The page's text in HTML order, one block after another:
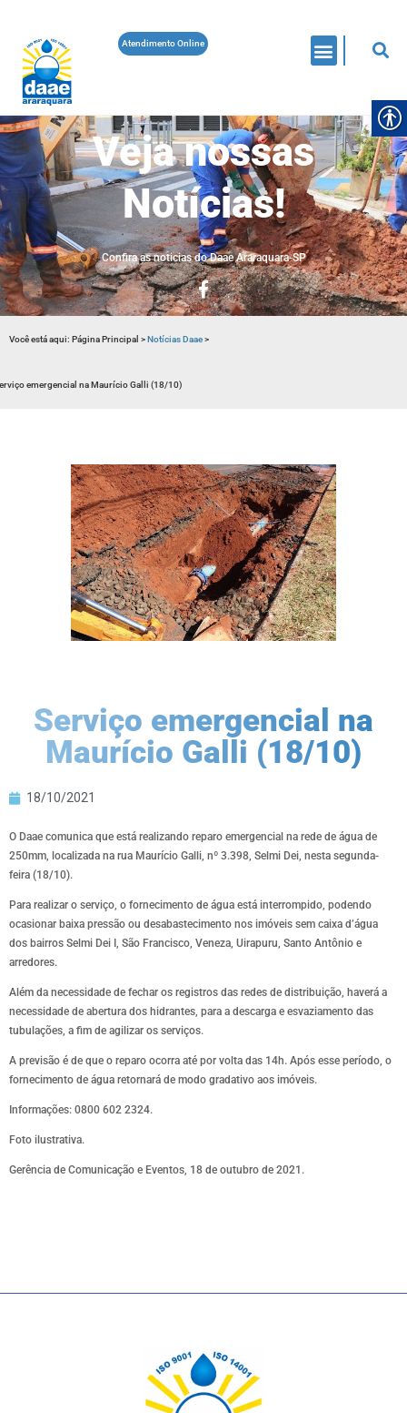
Atendimento Online
Veja nossas
Notícias!
Confira as noticias do Daae Araraquara-SP
Você está aqui: Página Principal >Notícias Daae>
emergencial na Maurício Galli (18/10)
Serviço emergencial na
Maurício Galli (18/10)
18/10/2021
O Daae comunica que está realizando reparo emergencial na rede de água de
250mm, localizada na rua Maurício Galli, nº 3.398, Selmi Dei, nesta segunda-
feira (18/10).
Para realizar o serviço, o fornecimento de água está interrompido, podendo
ocasionar baixa pressão ou desabastecimento nos imóveis sem caixa d’água
dos bairros Selmi Dei I, São Francisco, Veneza, Uirapuru, Santo Antônio e
arredores.
Além da necessidade de fechar os registros das redes de distribuição, haverá a
necessidade de abertura dos hidrantes, para a descarga e esvaziamento das
tubulações, a fim de agilizar os serviços.
A previsão é de que o reparo ocorra até por volta das 14h. Após esse período, o
fornecimento de água retornará de modo gradativo aos imóveis.
Informações: 0800 602 2324.
Foto ilustrativa.
Gerência de Comunicação e Eventos, 18 de outubro de 2021.